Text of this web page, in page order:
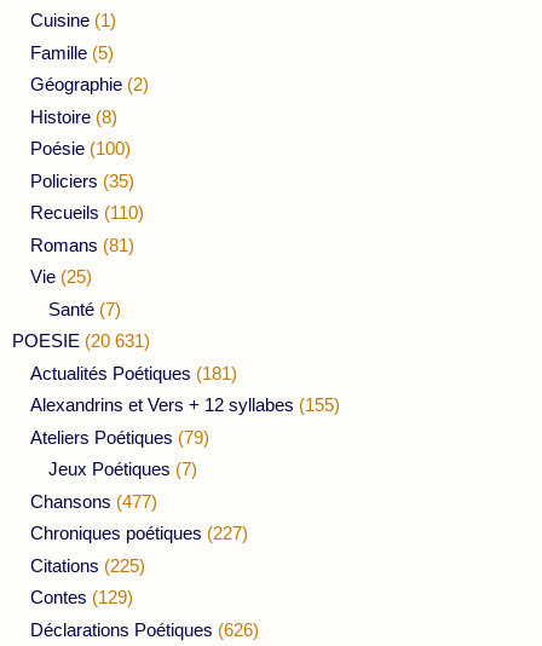
Cuisine (1)
Famille (5)
Géographie (2)
Histoire (8)
Poésie (100)
Policiers (35)
Recueils (110)
Romans (81)
Vie (25)
Santé (7)
POESIE (20 631)
Actualités Poétiques (181)
Alexandrins et Vers + 12 syllabes (155)
Ateliers Poétiques (79)
Jeux Poétiques (7)
Chansons (477)
Chroniques poétiques (227)
Citations (225)
Contes (129)
Déclarations Poétiques (626)